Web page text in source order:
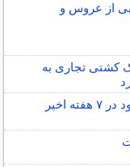
از عروس و
کشتی تجاری به
قیمت طلا به بالاترین سطح خود در ۷ هفته اخیر